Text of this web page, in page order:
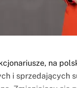
na
i sprzedających